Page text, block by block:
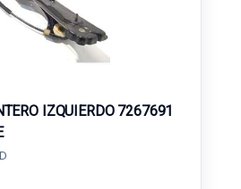
IZQUIERDO 7267691